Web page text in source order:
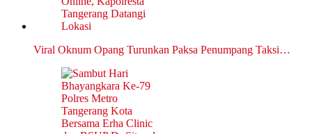
Viral Oknum Opang Turunkan Paksa Penumpang Taksi…